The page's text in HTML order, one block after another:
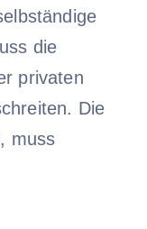
die
privaten
Die
muss